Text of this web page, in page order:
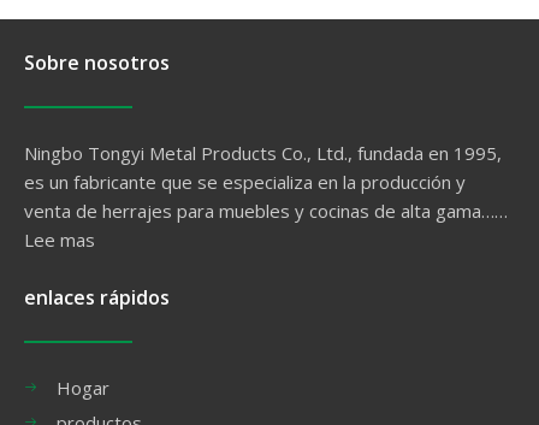
Sobre nosotros
Ningbo Tongyi Metal Products Co., Ltd., fundada en 1995,
es un fabricante que se especializa en la producción y
venta de herrajes para muebles y cocinas de alta gama……
Lee mas
enlaces rápidos
Hogar